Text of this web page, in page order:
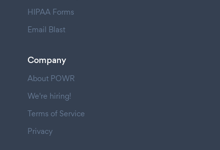
HIPAA Forms
Email Blast
Company
About POWR
We're hiring!
Terms of Service
Privacy